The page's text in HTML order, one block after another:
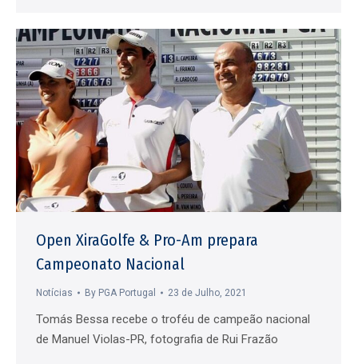
Open XiraGolfe & Pro-Am prepara
Campeonato Nacional
Notícias By PGA Portugal 23 de Julho, 2021
Tomás Bessa recebe o troféu de campeão nacional
de Manuel Violas-PR, fotografia de Rui Frazão